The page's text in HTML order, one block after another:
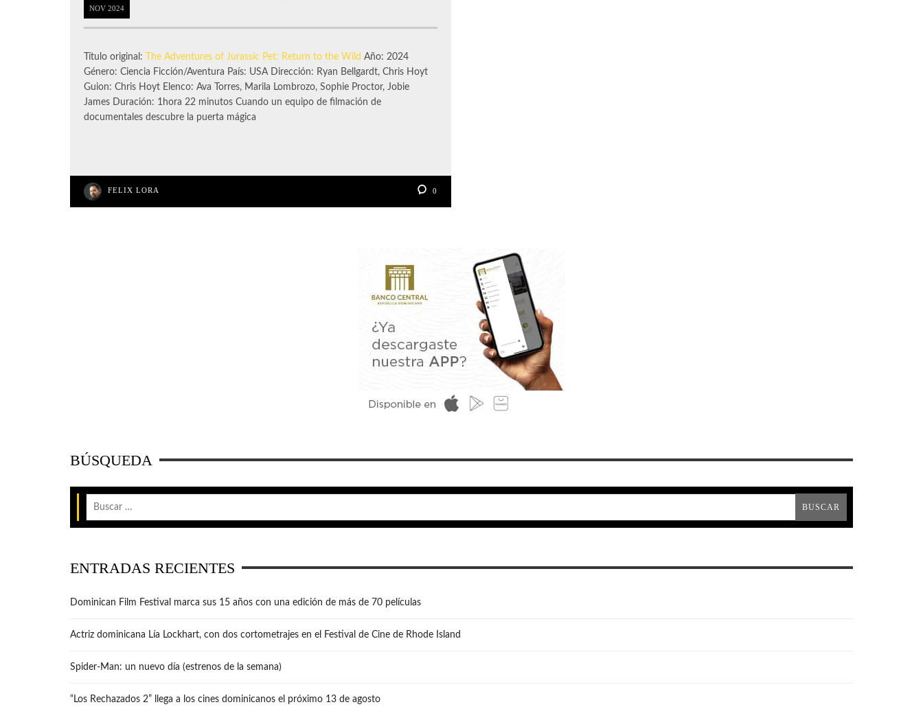
NOV 2024
Título original: The Adventures of Jurassic Pet: Return to the Wild Año: 2024
Género: Ciencia Ficción/Aventura País: USA Dirección: Ryan Bellgardt, Chris Hoyt
Guion: Chris Hoyt Elenco: Ava Torres, Marila Lombrozo, Sophie Proctor, Jobie
James Duración: 1hora 22 minutos Cuando un equipo de filmación de
documentales descubre la puerta mágica
FELIX LORA 0
BÚSQUEDA
ENTRADAS RECIENTES
Dominican Film Festival marca sus 15 años con una edición de más de 70 películas
Actriz dominicana Lía Lockhart, con dos cortometrajes en el Festival de Cine de Rhode Island
Spider-Man: un nuevo día (estrenos de la semana)
“Los Rechazados 2” llega a los cines dominicanos el próximo 13 de agosto